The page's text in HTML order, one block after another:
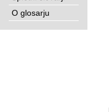
O glosarju